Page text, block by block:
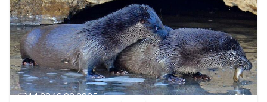
14:29 16.02.2025